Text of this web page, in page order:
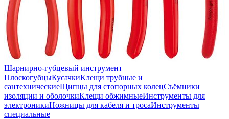
Шарнирно-губцевый инструмент
ПлоскогубцыКусачкиКлещи трубные и
сантехническиеЩипцы для стопорных колецСъёмники
изоляции и оболочкиКлещи обжимныеИнструменты для
электроникиНожницы для кабеля и тросаИнструменты
специальные